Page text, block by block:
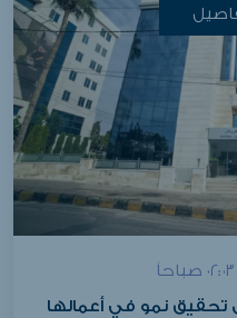
تحقيق نمو في أعمالها